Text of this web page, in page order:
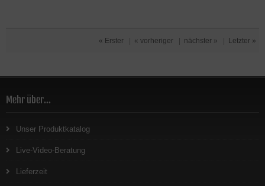
« Erster « vorheriger nächster » Letzter »
Mehr über...
Unser Produktkatalog
Live-Video-Beratung
Lieferzeit